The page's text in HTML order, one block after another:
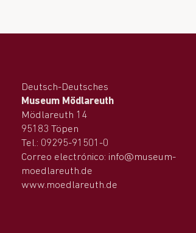
Deutsch-Deutsches
Museum Mödlareuth
Mödlareuth 14
95183 Töpen
Tel.: 09295-91501-0
Correo electrónico: info@museum-
moedlareuth.de
www.moedlareuth.de